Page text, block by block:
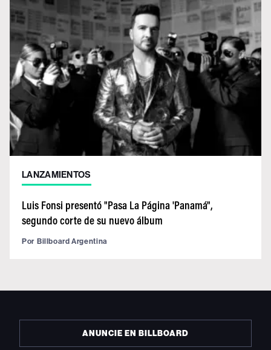
LANZAMIENTOS
Luis Fonsi presentó "Pasa La Página 'Panamá",
segundo corte de su nuevo álbum
Por Billboard Argentina
ANUNCIE EN BILLBOARD